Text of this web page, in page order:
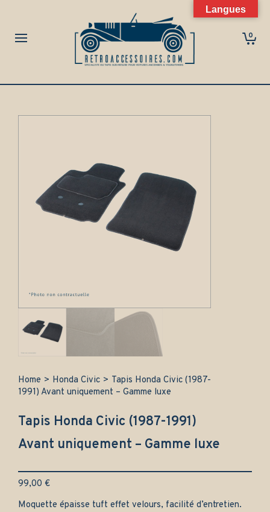
0
Home > Honda Civic > Tapis Honda Civic (1987-
1991) Avant uniquement – Gamme luxe
Tapis Honda Civic (1987-1991)
Avant uniquement – Gamme luxe
99,00 €
Moquette épaisse tuft effet velours, facilité d’entretien.
Langues